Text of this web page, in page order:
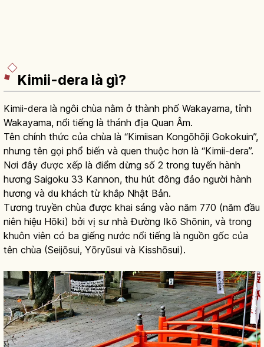
Kimii-dera là gì?
Kimii-dera là ngôi chùa nằm ở thành phố Wakayama, tỉnh
Wakayama, nổi tiếng là thánh địa Quan Âm.
Tên chính thức của chùa là “Kimiisan Kongōhōji Gokokuin”,
nhưng tên gọi phổ biến và quen thuộc hơn là “Kimii-dera”.
Nơi đây được xếp là điểm dừng số 2 trong tuyến hành
hương Saigoku 33 Kannon, thu hút đông đảo người hành
hương và du khách từ khắp Nhật Bản.
Tương truyền chùa được khai sáng vào năm 770 (năm đầu
niên hiệu Hōki) bởi vị sư nhà Đường Ikō Shōnin, và trong
khuôn viên có ba giếng nước nổi tiếng là nguồn gốc của
tên chùa (Seijōsui, Yōryūsui và Kisshōsui).